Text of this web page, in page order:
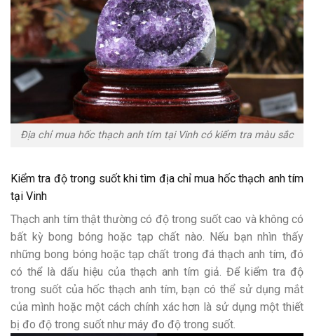
Địa chỉ mua hốc thạch anh tím tại Vinh có kiểm tra màu sắc
Kiểm tra độ trong suốt khi tìm địa chỉ mua hốc thạch anh tím
tại Vinh
Thạch anh tím thật thường có độ trong suốt cao và không có
bất kỳ bong bóng hoặc tạp chất nào. Nếu bạn nhìn thấy
những bong bóng hoặc tạp chất trong đá thạch anh tím, đó
có thể là dấu hiệu của thạch anh tím giả. Để kiểm tra độ
trong suốt của hốc thạch anh tím, bạn có thể sử dụng mắt
của mình hoặc một cách chính xác hơn là sử dụng một thiết
bị đo độ trong suốt như máy đo độ trong suốt.